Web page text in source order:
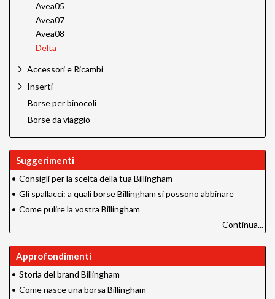
Avea05
Avea07
Avea08
Delta
Accessori e Ricambi
Inserti
Borse per binocoli
Borse da viaggio
Suggerimenti
• Consigli per la scelta della tua Billingham
• Gli spallacci: a quali borse Billingham si possono abbinare
• Come pulire la vostra Billingham
Continua...
Approfondimenti
• Storia del brand Billingham
• Come nasce una borsa Billingham